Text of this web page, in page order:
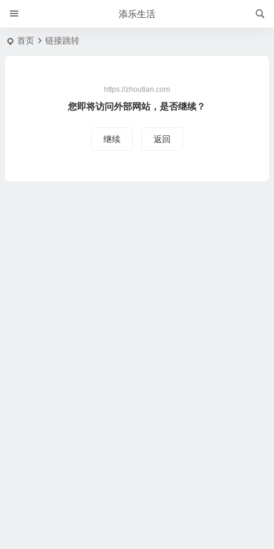
添乐生活
首页 链接跳转
https://zhoutian.com
您即将访问外部网站，是否继续？
继续 返回